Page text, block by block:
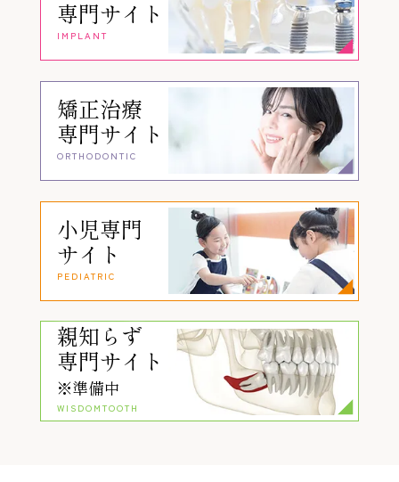
専門サイト
IMPLANT
矯正治療
専門サイト
ORTHODONTIC
小児専門
サイト
PEDIATRIC
親知らず
専門サイト
※準備中
WISDOMTOOTH